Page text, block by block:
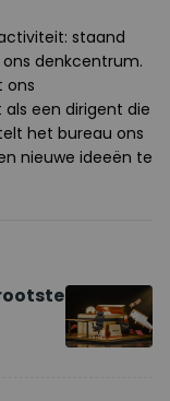
staand
denkcentrum.
ons
een dirigent die
het bureau ons
nieuwe ideeën te